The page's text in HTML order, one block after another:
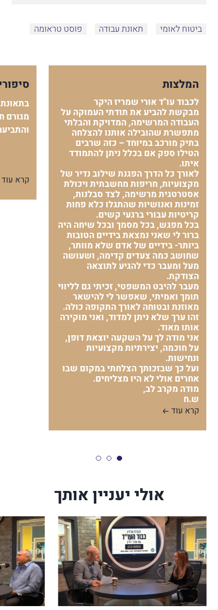
ביטוח לאומי תאונת עבודה פוסט טראומה
המלצות
לכבוד עו"ד אורי שמריז היקר
מבקשת להביע את תודתי העמוקה על
העבודה המרשימה, המדויקת והבלתי
מתפשרת שהובילה אותנו להצלחה
בתיק מורכב במיוחד – כזה שרבים
הטילו ספק אם בכלל ניתן להתמודד
איתו.
לאורך כל הדרך הפגנת שילוב נדיר של
מקצועיות, חריפות מחשבתית ויכולת
אסטרטגית מרשימה, לצד סבלנות,
זמינות ואנושיות שהתגלו כלא פחות
קריטיות עבורי ברגעי קשים.
בכל מפגש, בכל מסמך ובכל שיחה היה
ברור לי שאני נמצאת בידיים הטובות
ביותר- בידיים של אדם שלא מוותר,
שחושב כמה צעדים קדימה, ושעושה
מעל ומעבר כדי להגיע לתוצאה
הצודקת.
מעבר להיבט המשפטי, זכיתי גם לליווי
תומך ואמיתי, שאפשר לי להישאר
מאוזנת ובטוחה לאורך התקופה כולה.
זהו ערך שלא ניתן למדוד, ואני מוקירה
אותו מאוד.
אני מודה לך על השקעה יוצאת דופן,
על חוכמה, יצירתיות מקצועיות
ונחישות.
ועל כך שבזכותך הצלחתי במקום שבו
אחרים אולי לא היו מצליחים.
מודה מקרב לב,
ש.ח
קרא עוד
מגורם
קרא עוד
אולי יעניין אותך